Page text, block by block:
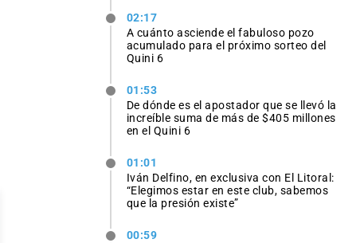
02:17
A cuánto asciende el fabuloso pozo
acumulado para el próximo sorteo del
Quini 6
01:53
De dónde es el apostador que se llevó la
increíble suma de más de $405 millones
en el Quini 6
01:01
Iván Delfino, en exclusiva con El Litoral:
“Elegimos estar en este club, sabemos
que la presión existe”
00:59